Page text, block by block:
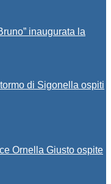
inaugurata la
di Sigonella ospiti
Ornella Giusto ospite